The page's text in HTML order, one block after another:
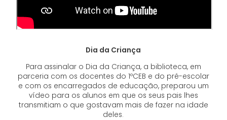
Dia da Criança
Para assinalar o Dia da Criança, a biblioteca, em
parceria com os docentes do 1ºCEB e do pré-escolar
e com os encarregados de educação, preparou um
vídeo para os alunos em que os seus pais lhes
transmitiam o que gostavam mais de fazer na idade
deles.